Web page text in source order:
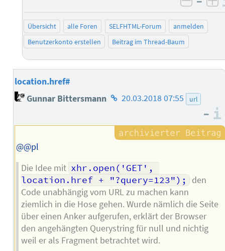
Übersicht alle Foren SELFHTML-Forum
anmelden
Benutzerkonto erstellen
Beitrag im Thread-Baum
location.href#
Gunnar Bittersmann Homepage
Autors
20.03.2018 07:55 url
–
@@pl
Die Idee mit xhr.open('GET',
location.href + "?query=123");
den
Code unabhängig vom URL zu machen kann
ziemlich in die Hose gehen. Wurde nämlich die Seite
über einen Anker aufgerufen, erklärt der Browser
den angehängten Querystring für null und nichtig
weil er als Fragment betrachtet wird.